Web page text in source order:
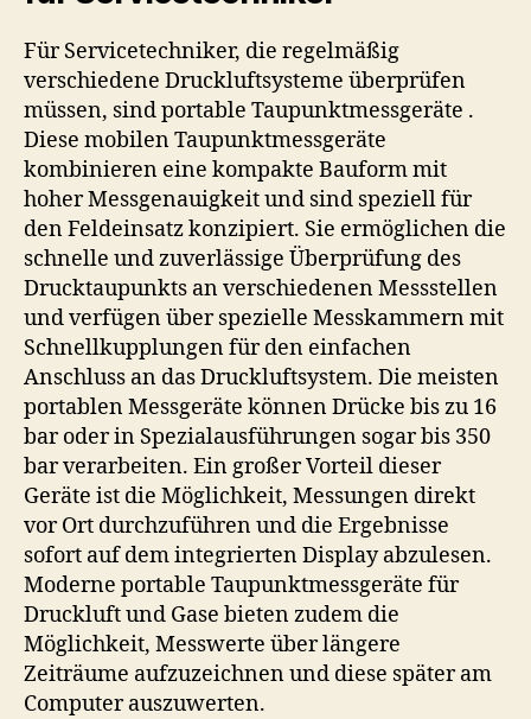
Für Servicetechniker, die regelmäßig
verschiedene Druckluftsysteme überprüfen
müssen, sind portable Taupunktmessgeräte .
Diese mobilen Taupunktmessgeräte
kombinieren eine kompakte Bauform mit
hoher Messgenauigkeit und sind speziell für
den Feldeinsatz konzipiert. Sie ermöglichen die
schnelle und zuverlässige Überprüfung des
Drucktaupunkts an verschiedenen Messstellen
und verfügen über spezielle Messkammern mit
Schnellkupplungen für den einfachen
Anschluss an das Druckluftsystem. Die meisten
portablen Messgeräte können Drücke bis zu 16
bar oder in Spezialausführungen sogar bis 350
bar verarbeiten. Ein großer Vorteil dieser
Geräte ist die Möglichkeit, Messungen direkt
vor Ort durchzuführen und die Ergebnisse
sofort auf dem integrierten Display abzulesen.
Moderne portable Taupunktmessgeräte für
Druckluft und Gase bieten zudem die
Möglichkeit, Messwerte über längere
Zeiträume aufzuzeichnen und diese später am
Computer auszuwerten.